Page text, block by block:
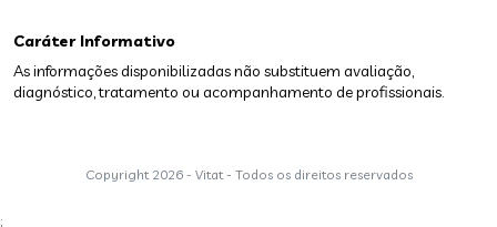
Caráter Informativo
As informações disponibilizadas não substituem avaliação,
diagnóstico, tratamento ou acompanhamento de profissionais.
Copyright 2026 - Vitat - Todos os direitos reservados
;